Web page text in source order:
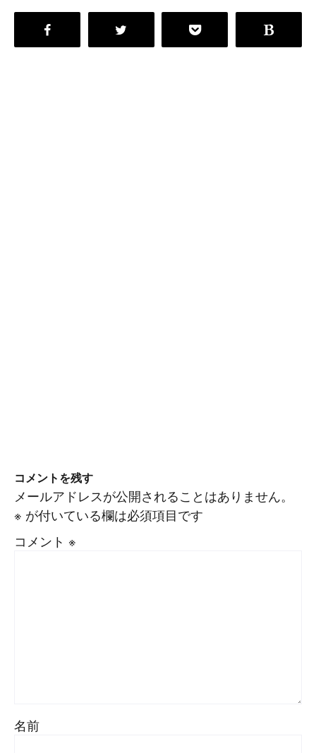
コメントを残す
メールアドレスが公開されることはありません。
※ が付いている欄は必須項目です
コメント ※
名前